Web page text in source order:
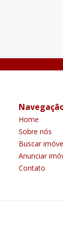
Home
Sobre nós
Buscar
Anunciar
Contato